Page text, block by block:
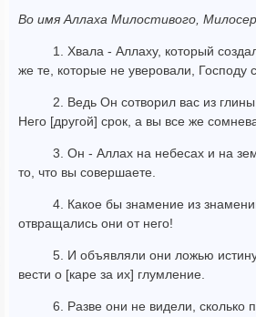
Во имя Аллаха Милостивого,
1. Хвала - Аллаху, который
же те, которые не уверовали, Господу
2. Ведь Он сотворил вас из
Него [другой] срок, а вы все же
3. Он - Аллах на небесах и на
то, что вы совершаете.
4. Какое бы знамение из
отвращались они от него!
5. И объявляли они ложью
вести о [каре за их] глумление.
6. Разве они не видели,